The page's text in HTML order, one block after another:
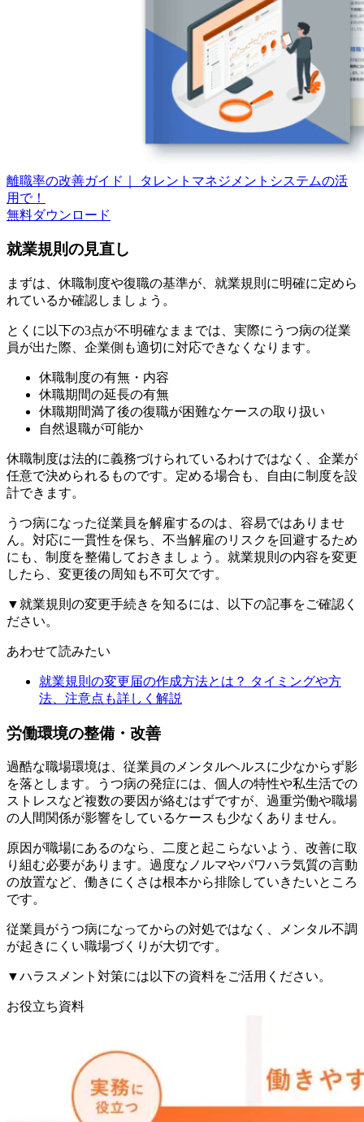
離職率の改善ガイド｜ タレントマネジメントシステムの活
用で！
無料ダウンロード
就業規則の見直し
まずは、休職制度や復職の基準が、就業規則に明確に定めら
れているか確認しましょう。
とくに以下の3点が不明確なままでは、実際にうつ病の従業
員が出た際、企業側も適切に対応できなくなります。
休職制度の有無・内容
休職期間の延長の有無
休職期間満了後の復職が困難なケースの取り扱い
自然退職が可能か
休職制度は法的に義務づけられているわけではなく、企業が
任意で決められるものです。定める場合も、自由に制度を設
計できます。
うつ病になった従業員を解雇するのは、容易ではありませ
ん。対応に一貫性を保ち、不当解雇のリスクを回避するため
にも、制度を整備しておきましょう。就業規則の内容を変更
したら、変更後の周知も不可欠です。
▼就業規則の変更手続きを知るには、以下の記事をご確認く
ださい。
あわせて読みたい
就業規則の変更届の作成方法とは？ タイミングや方
法、注意点も詳しく解説
労働環境の整備・改善
過酷な職場環境は、従業員のメンタルヘルスに少なからず影
を落とします。うつ病の発症には、個人の特性や私生活での
ストレスなど複数の要因が絡むはずですが、過重労働や職場
の人間関係が影響をしているケースも少なくありません。
原因が職場にあるのなら、二度と起こらないよう、改善に取
り組む必要があります。過度なノルマやパワハラ気質の言動
の放置など、働きにくさは根本から排除していきたいところ
です。
従業員がうつ病になってからの対処ではなく、メンタル不調
が起きにくい職場づくりが大切です。
▼ハラスメント対策には以下の資料をご活用ください。
お役立ち資料